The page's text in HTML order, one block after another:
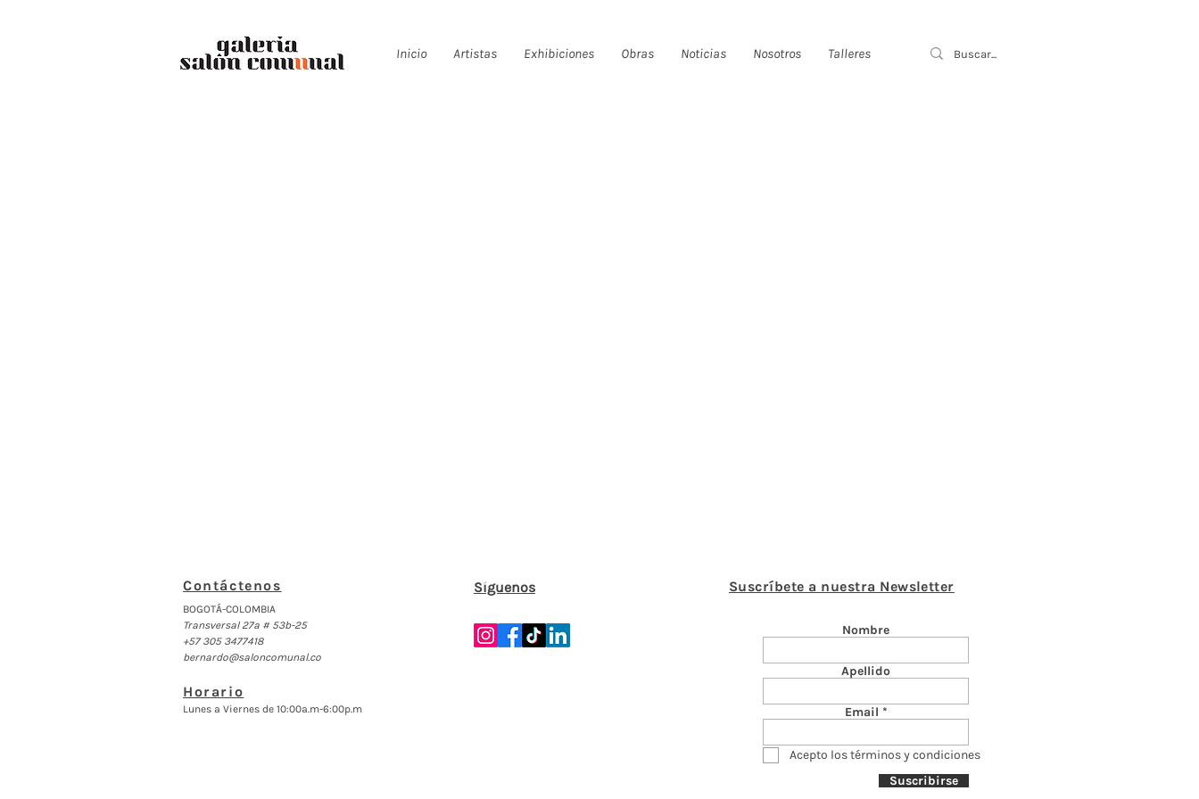
Inicio Artistas Exhibiciones Obras Noticias Nosotros Talleres
Contáctenos
BOGOTÁ-COLOMBIA
Transversal 27a # 53b-25
+57 305 3477418
bernardo@saloncomunal.co
Horario
Lunes a Viernes de 10:00a.m-6:00p.m
Suscríbete a nuestra Newsletter
Nombre
Apellido
Email
Acepto los términos y condiciones
Suscribirse
Síguenos